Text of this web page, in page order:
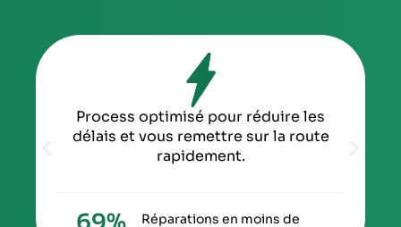
Process optimisé pour réduire les
délais et vous remettre sur la route
rapidement.
Réparations en moins de